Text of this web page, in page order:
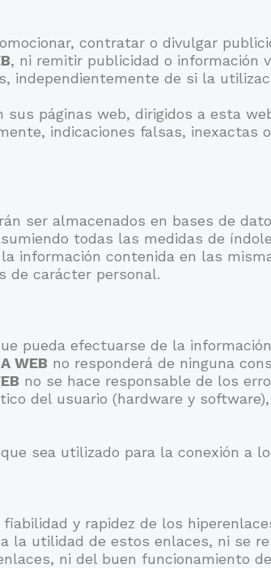
contratar o divulgar
, ni remitir publicidad o información
independientemente de si la
páginas web, dirigidos a esta
indicaciones falsas, inexactas
ser almacenados en bases de
todas las medidas de
información contenida en las
de carácter personal.
pueda efectuarse de la
WEB no responderá de ninguna
no se hace responsable de los
del usuario (hardware y
sea utilizado para la conexión a
y rapidez de los
la utilidad de estos enlaces, ni se
ni del buen funcionamiento